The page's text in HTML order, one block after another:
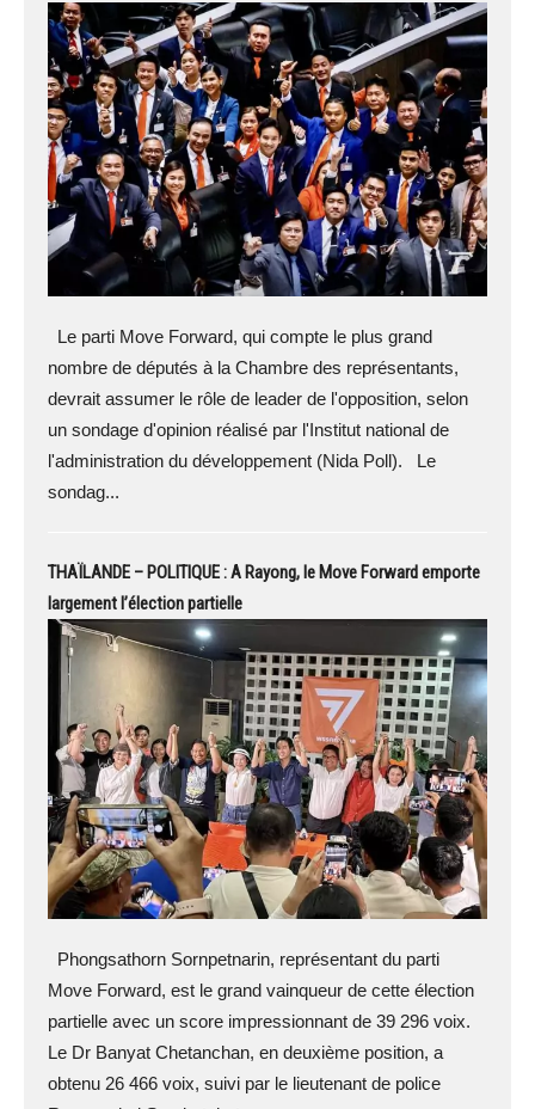
Le parti Move Forward, qui compte le plus grand
nombre de députés à la Chambre des représentants,
devrait assumer le rôle de leader de l'opposition, selon
un sondage d'opinion réalisé par l'Institut national de
l'administration du développement (Nida Poll). Le
sondag...
THAÏLANDE – POLITIQUE : A Rayong, le Move Forward emporte
largement l’élection partielle
Phongsathorn Sornpetnarin, représentant du parti
Move Forward, est le grand vainqueur de cette élection
partielle avec un score impressionnant de 39 296 voix.
Le Dr Banyat Chetanchan, en deuxième position, a
obtenu 26 466 voix, suivi par le lieutenant de police